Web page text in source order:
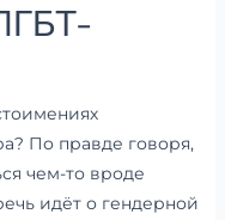
По правде говоря,
чем-то вроде
идёт о гендерной